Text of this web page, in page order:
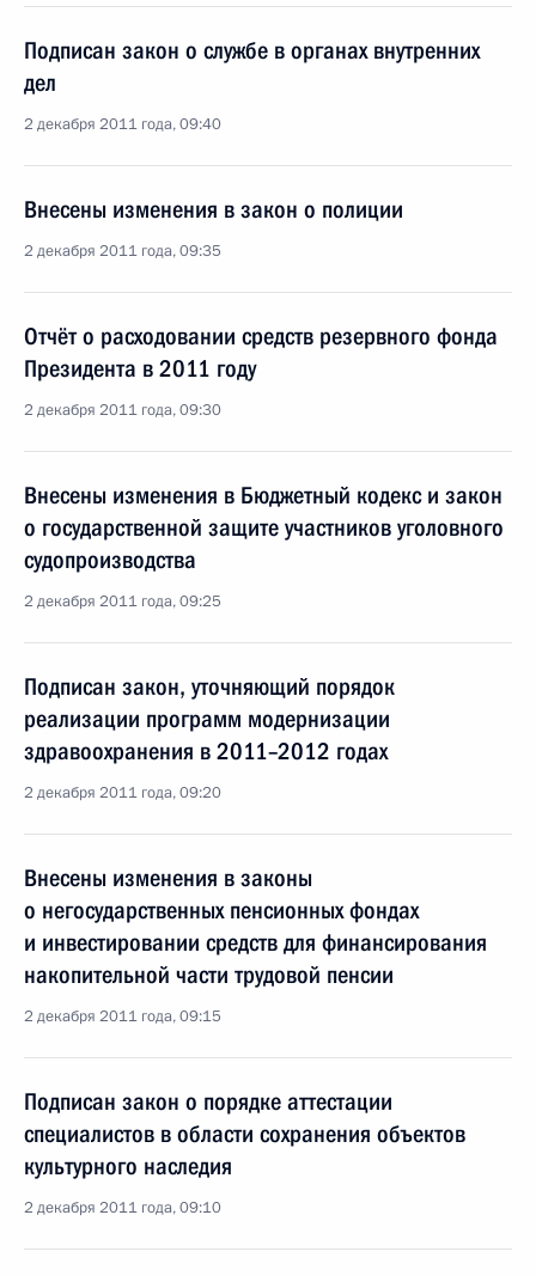
Подписан закон о службе в органах внутренних
дел
2 декабря 2011 года, 09:40
Внесены изменения в закон о полиции
2 декабря 2011 года, 09:35
Отчёт о расходовании средств резервного фонда
Президента в 2011 году
2 декабря 2011 года, 09:30
Внесены изменения в Бюджетный кодекс и закон
о государственной защите участников уголовного
судопроизводства
2 декабря 2011 года, 09:25
Подписан закон, уточняющий порядок
реализации программ модернизации
здравоохранения в 2011–2012 годах
2 декабря 2011 года, 09:20
Внесены изменения в законы
о негосударственных пенсионных фондах
и инвестировании средств для финансирования
накопительной части трудовой пенсии
2 декабря 2011 года, 09:15
Подписан закон о порядке аттестации
специалистов в области сохранения объектов
культурного наследия
2 декабря 2011 года, 09:10